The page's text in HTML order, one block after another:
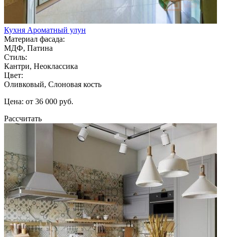
Кухня Ароматный улун
Материал фасада:
МДФ, Патина
Стиль:
Кантри, Неоклассика
Цвет:
Оливковый, Слоновая кость
Цена: от 36 000 руб.
Рассчитать